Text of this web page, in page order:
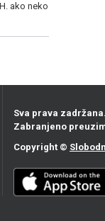
ako neko
Sva prava zadržana.
Zabranjeno
Copyright ©